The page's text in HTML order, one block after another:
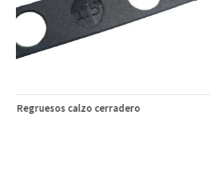
Regruesos calzo cerradero